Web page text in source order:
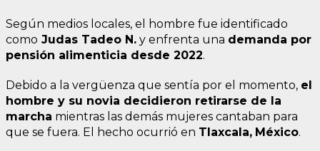
Según medios locales, el hombre fue identificado
como Judas Tadeo N. y enfrenta una demanda por
pensión alimenticia desde 2022.
Debido a la vergüenza que sentía por el momento, el
hombre y su novia decidieron retirarse de la
marcha mientras las demás mujeres cantaban para
que se fuera. El hecho ocurrió en Tlaxcala, México.